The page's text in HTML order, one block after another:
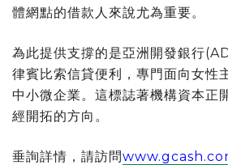
體網點的借款人來說尤為重要。
為此提供支撐的是亞洲開發銀行
律賓比索信貸便利，專門面向女性
中小微企業。這標誌著機構資本正
經開拓的方向。
垂詢詳情，請訪問